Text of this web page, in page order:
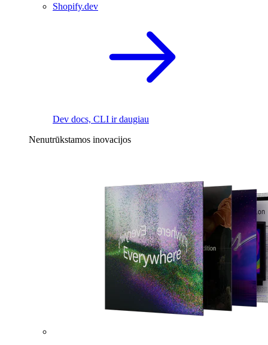
Shopify.dev
Dev docs, CLI ir daugiau
Nenutrūkstamos inovacijos